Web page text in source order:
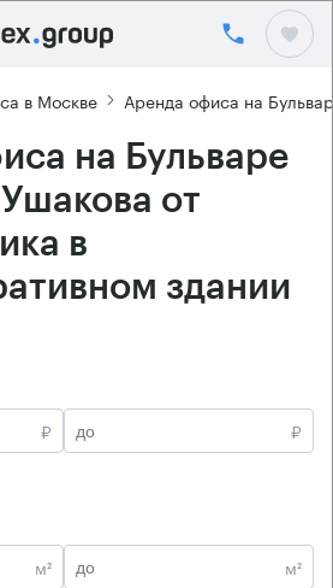
в Москве Аренда офиса на
на Бульваре
от
в
здании
₽
₽
м²
м²